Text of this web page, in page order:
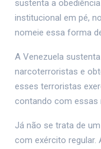
sustenta a
institucional em pé,
nomeie essa forma
A Venezuela
narcoterroristas e
esses terroristas
contando com essas
Já não se trata de
com exército